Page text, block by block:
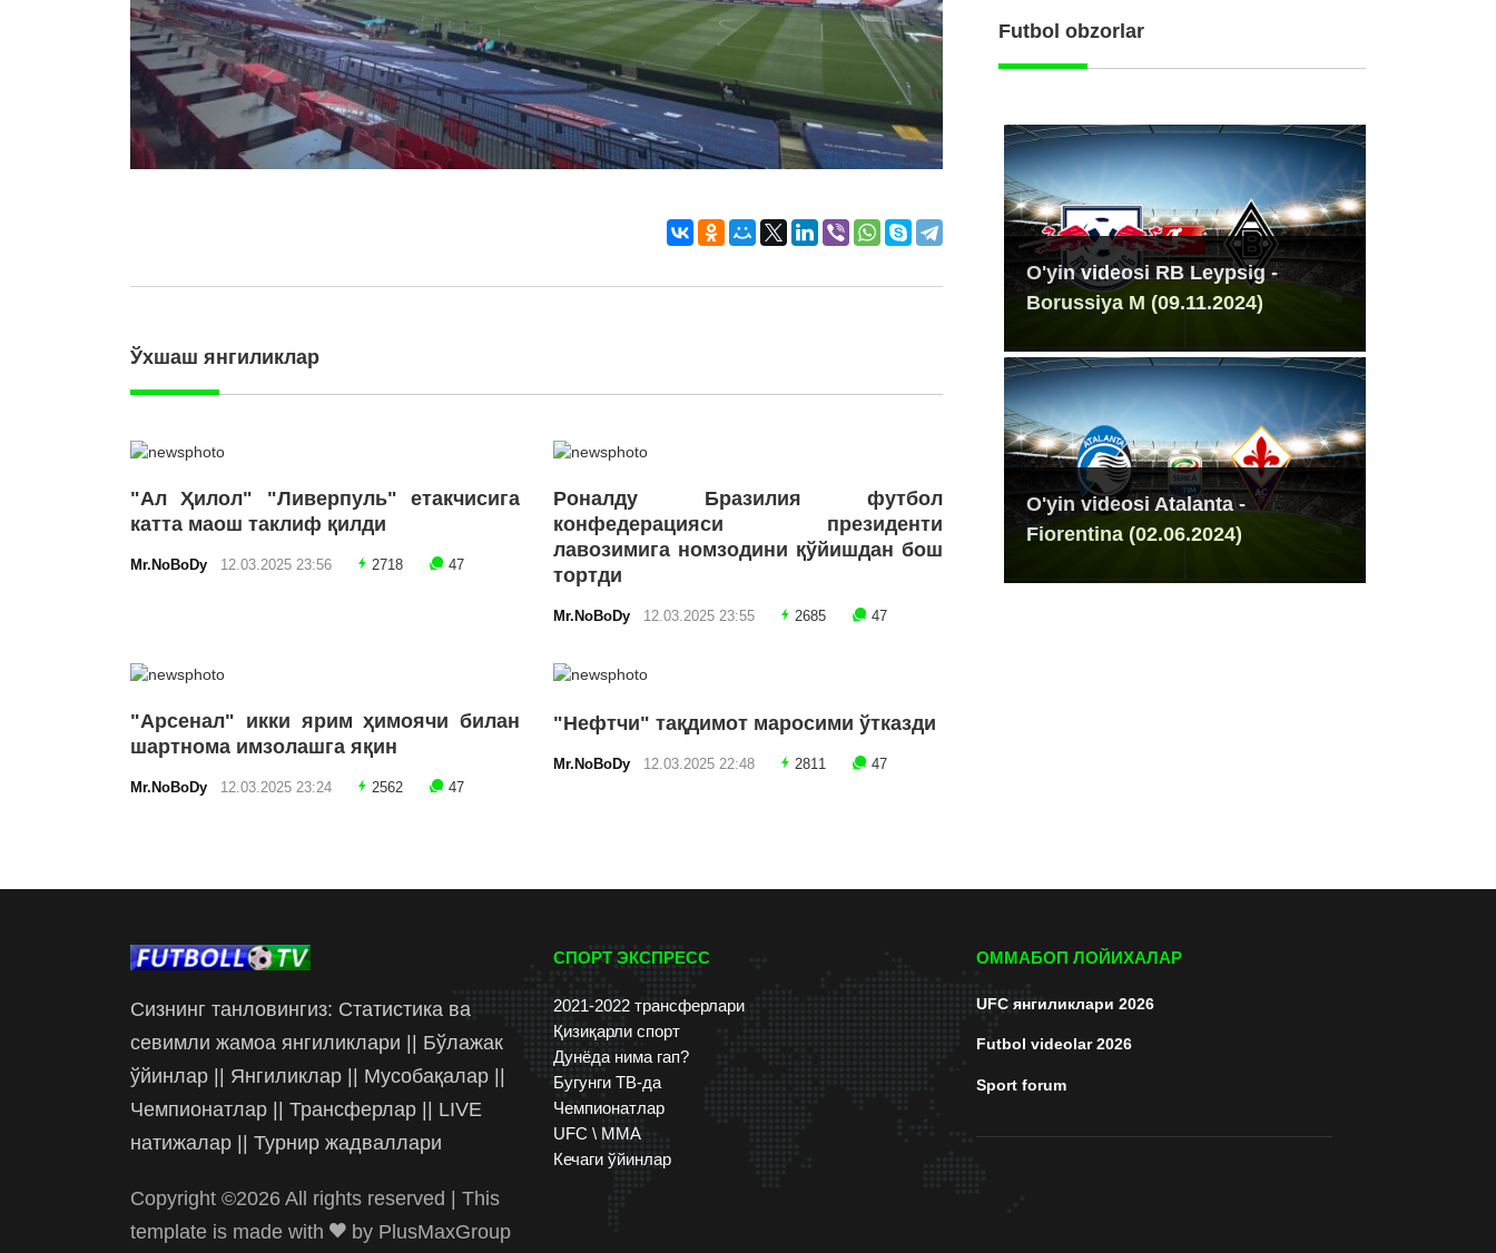
Ўхшаш янгиликлар
"Ал Ҳилол" "Ливерпуль" етакчисига
катта маош таклиф қилди
Mr.NoBoDy 12.03.2025 23:56 2718 47
Роналду Бразилия футбол
конфедерацияси президенти
лавозимига номзодини қўйишдан бош
тортди
Mr.NoBoDy 12.03.2025 23:55 2685 47
"Арсенал" икки ярим ҳимоячи билан
шартнома имзолашга яқин
Mr.NoBoDy 12.03.2025 23:24 2562 47
"Нефтчи" тақдимот маросими ўтказди
Mr.NoBoDy 12.03.2025 22:48 2811 47
Futbol obzorlar
O'yin videosi RB Leypsig -
Borussiya M (09.11.2024)
O'yin videosi Atalanta -
Fiorentina (02.06.2024)
Сизнинг танловингиз: Статистика ва
севимли жамоа янгиликлари || Бўлажак
ўйинлар || Янгиликлар || Мусобақалар ||
Чемпионатлар || Трансферлар || LIVE
натижалар || Турнир жадваллари
Copyright ©2026 All rights reserved | This
template is made with
by PlusMaxGroup
СПОРТ ЭКСПРЕСС
2021-2022 трансферлари
Қизиқарли спорт
Дунёда нима гап?
Бугунги ТВ-да
Чемпионатлар
UFC \ ММА
Кечаги ўйинлар
ОММАБОП ЛОЙИХАЛАР
UFC янгиликлари 2026
Futbol videolar 2026
Sport forum